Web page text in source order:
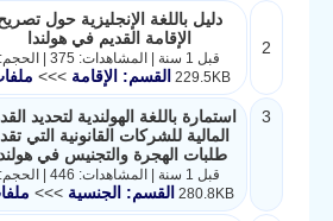
2
دليل باللغة الإنجليزية حول
الإقامة القديم في هولندا
قبل 1 سنة | المشاهدات: 375 | الحجم:
229.5KB القسم: الإقامة>>>
3
استمارة باللغة الهولندية لتحديد
المالية للشركات القانونية التي
طلبات الهجرة والتجنيس في
قبل 1 سنة | المشاهدات: 446 | الحجم:
280.8KB القسم: الجنسية>>>